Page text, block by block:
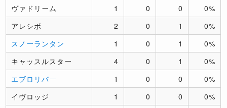
ヴァドリーム
1 0 0
0%
アレシボ
2 0 1
0%
スノーランタン
1 0 1
0%
キャッスルスター
4 0 1
0%
エブロリバー
1 0 0
0%
イヴロッジ
1 0 0
0%